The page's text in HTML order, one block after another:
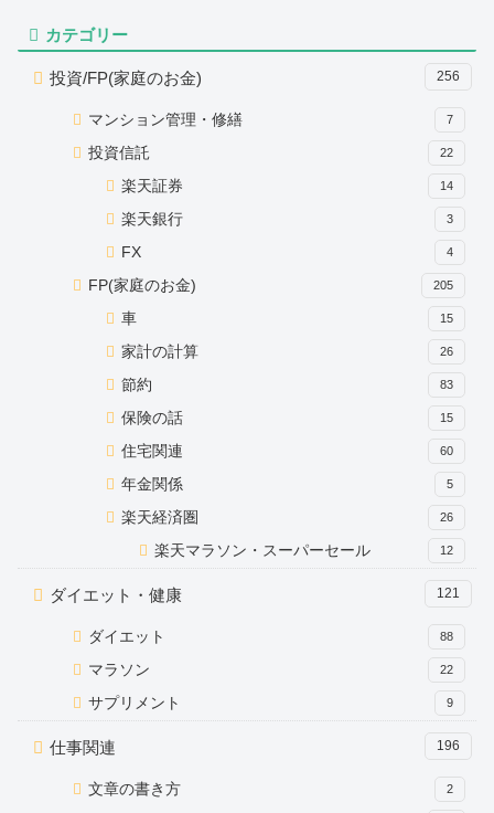
カテゴリー
投資/FP(家庭のお金) 256
マンション管理・修繕 7
投資信託 22
楽天証券 14
楽天銀行 3
FX 4
FP(家庭のお金) 205
車 15
家計の計算 26
節約 83
保険の話 15
住宅関連 60
年金関係 5
楽天経済圏 26
楽天マラソン・スーパーセール 12
ダイエット・健康 121
ダイエット 88
マラソン 22
サプリメント 9
仕事関連 196
文章の書き方 2